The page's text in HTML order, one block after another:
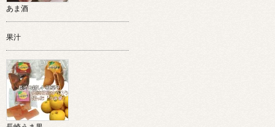
あま酒
果汁